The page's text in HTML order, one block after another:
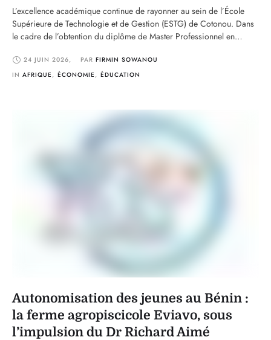
L’excellence académique continue de rayonner au sein de l’École
Supérieure de Technologie et de Gestion (ESTG) de Cotonou. Dans
le cadre de l’obtention du diplôme de Master Professionnel en
succès son mémoire de fin de formation et s’est vu décerner la
mention Bien, récompensant ainsi …
24 JUIN 2026, PAR FIRMIN SOWANOU
IN AFRIQUE , ÉCONOMIE , ÉDUCATION
Autonomisation des jeunes au Bénin :
la ferme agropiscicole Eviavo, sous
l’impulsion du Dr Richard Aimé